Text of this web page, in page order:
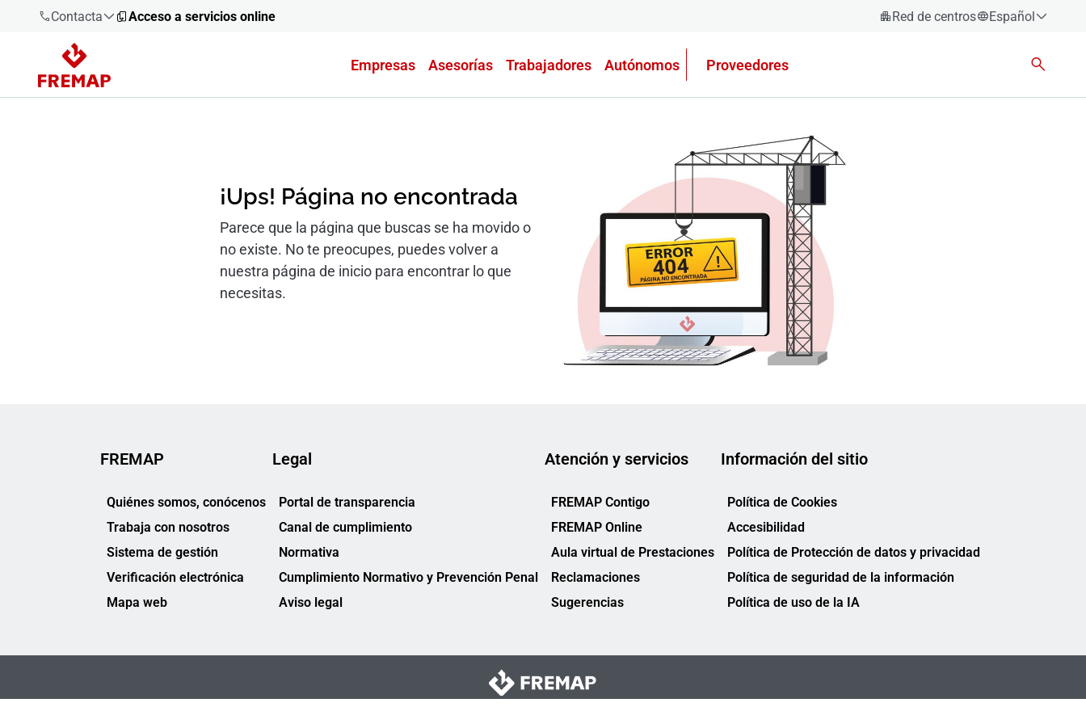
Contacta
900 61 00
61
Acceso a servicios online Red de centros
Español
Empresas Asesorías Trabajadores Autónomos Proveedores
¡Ups! Página no encontrada
Parece que la página que buscas se ha movido o
no existe. No te preocupes, puedes volver a
nuestra página de inicio para encontrar lo que
necesitas.
FREMAP
Quiénes somos, conócenos
Trabaja con nosotros
Sistema de gestión
Verificación electrónica
Mapa web
Legal
Portal de transparencia
Canal de cumplimiento
Normativa
Cumplimiento Normativo y Prevención Penal
Aviso legal
Atención y servicios
FREMAP Contigo
FREMAP Online
Aula virtual de Prestaciones
Reclamaciones
Sugerencias
Información del sitio
Política de Cookies
Accesibilidad
Política de Protección de datos y privacidad
Política de seguridad de la información
Política de uso de la IA